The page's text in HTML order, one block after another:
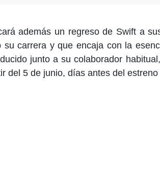
además un regreso de Swift a
su carrera y que encaja con la
junto a su colaborador
del 5 de junio, días antes del